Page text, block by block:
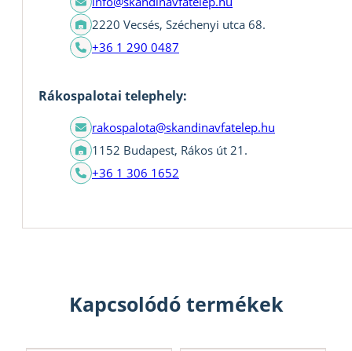
2220 Vecsés, Széchenyi utca 68.
+36 1 290 0487
Rákospalotai telephely:
rakospalota@skandinavfatelep.hu
1152 Budapest, Rákos út 21.
+36 1 306 1652
Kapcsolódó termékek